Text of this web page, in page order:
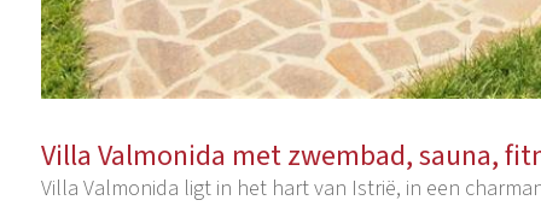
Villa Valmonida met zwembad, sauna,
Villa Valmonida ligt in het hart van Istrië, in een